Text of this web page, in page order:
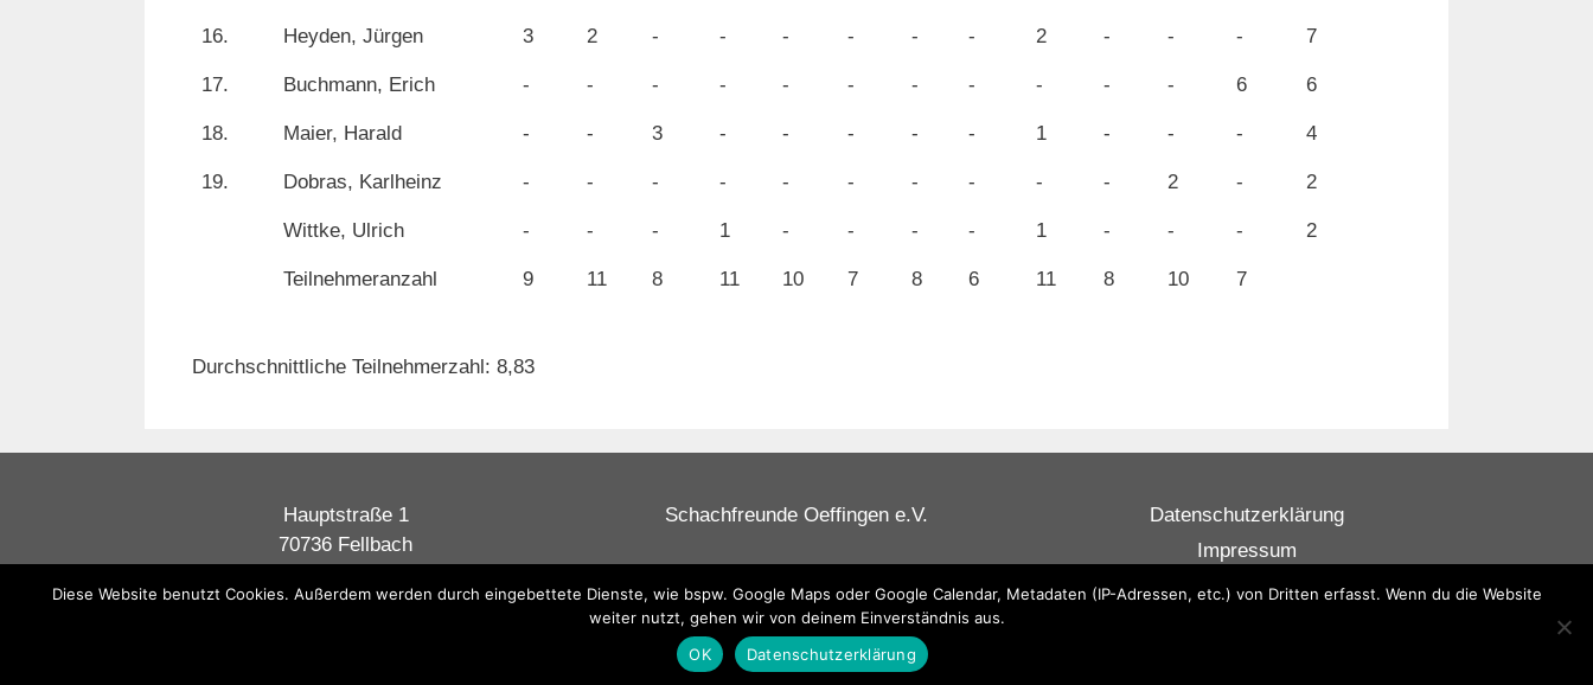
16. Heyden, Jürgen 3 2 - - - - - - 2 - - - 7
17. Buchmann, Erich - - - - - - - - - - - 6 6
18. Maier, Harald - - 3 - - - - - 1 - - - 4
19. Dobras, Karlheinz - - - - - - - - - - 2 - 2
Wittke, Ulrich - - - 1 - - - - 1 - - - 2
Teilnehmeranzahl 9 11 8 11 10 7 8 6 11 8 10 7
Durchschnittliche Teilnehmerzahl: 8,83
Hauptstraße 1
70736 Fellbach
Schachfreunde Oeffingen e.V.
Datenschutzerklärung
Impressum
Jugendschutzerklärung
Diese Website benutzt Cookies. Außerdem werden durch eingebettete Dienste, wie bspw. Google Maps oder Google Calendar, Metadaten (IP-Adressen, etc.) von Dritten erfasst. Wenn du die Website
weiter nutzt, gehen wir von deinem Einverständnis aus.
OK
Datenschutzerklärung